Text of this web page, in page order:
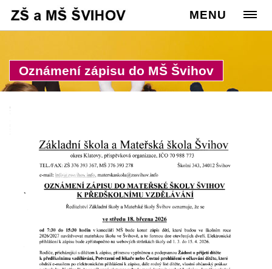
MENU
Oznámení zápisu do MŠ Švihov
Cesta:www.zssvihov.info
Rodiče >Zápis do MŠ